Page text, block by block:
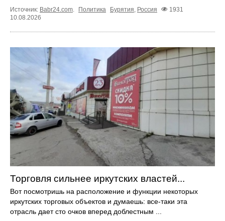
Источник: Babr24.com. Политика Бурятия, Россия
1931
10.08.2026
Торговля сильнее иркутских властей...
Вот посмотришь на расположение и функции некоторых
иркутских торговых объектов и думаешь: все-таки эта
отрасль дает сто очков вперед доблестным ...